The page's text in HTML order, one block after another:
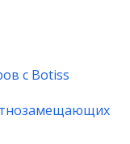
c Botiss